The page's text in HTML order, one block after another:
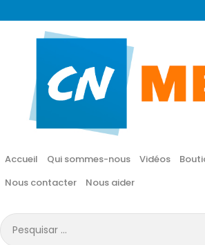
Accueil Qui sommes-nous Vidéos
Nous contacter
Nous aider
Pesquisar
por:
CN MÉDIA
Une vie nouvelle en JESUS !
Accueil
Vidéos
Boutique en